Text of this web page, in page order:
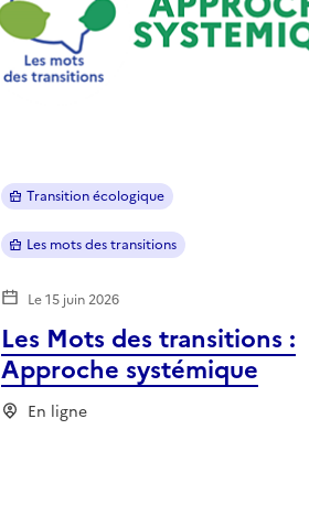
Les Mots des transitions :
Approche systémique
En ligne
Transition écologique
Les mots des transitions
Le 15 juin 2026